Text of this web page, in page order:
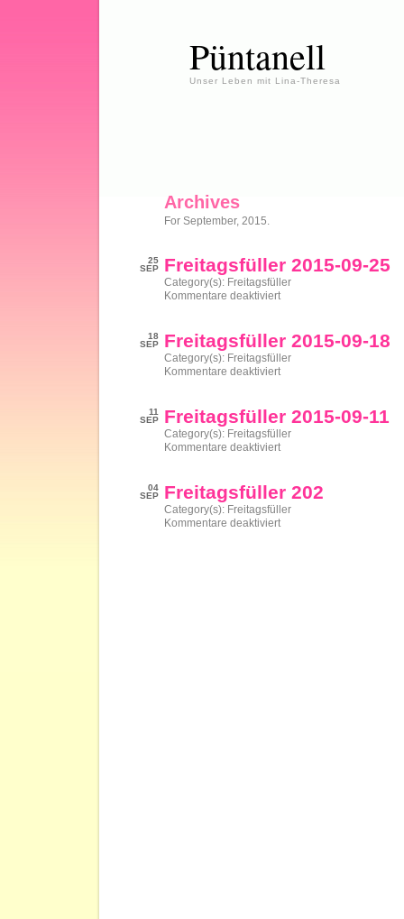
Püntanell
Unser Leben mit Lina-Theresa
Archives
For September, 2015.
25
SEP
Freitagsfüller 2015-09-25
Category(s): Freitagsfüller
Kommentare deaktiviertfür
25
18
SEP
Freitagsfüller 2015-09-18
Category(s): Freitagsfüller
Kommentare deaktiviertfür
18
11
SEP
Freitagsfüller 2015-09-11
Category(s): Freitagsfüller
Kommentare deaktiviertfür
11
04
SEP
Freitagsfüller 202
Category(s): Freitagsfüller
Kommentare deaktiviertfür